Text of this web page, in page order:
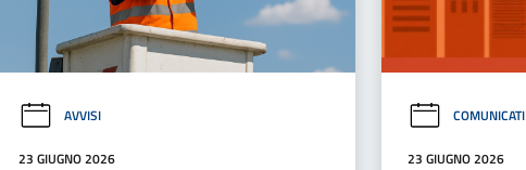
AVVISI
23 GIUGNO 2026
COMUNICATI
23 GIUGNO 2026